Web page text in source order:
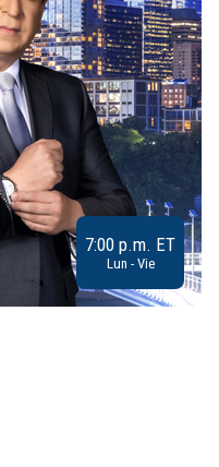
7:00 p.m. ET
Lun - Vie